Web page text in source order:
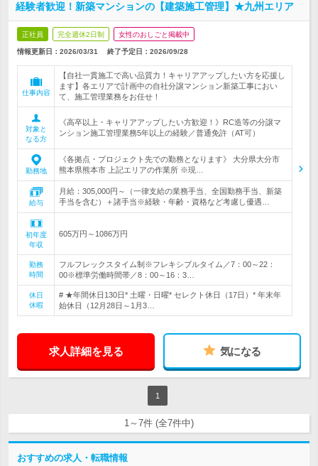
経験者歓迎！新築マンションの【建築施工管理】★九州エリア
正社員 完全週休2日制 女性のおしごと掲載中
情報更新日：2026/03/31 終了予定日： 2026/09/28
仕事内容
【自社一貫施工で高い品質力！キャリアアップしたい方を応援し
ます】各エリアで計画中の自社分譲マンション新築工事におい
て、施工管理業務をお任せ！
対象と
なる方
《高卒以上・キャリアアップしたい方歓迎！》RC造等の分譲マ
ンション施工管理業務5年以上の経験／普通免許（AT可）
勤務地
《各拠点・プロジェクト先での勤務となります》 大分県大分市
熊本県熊本市 上記エリアの作業所 ※現…
給与
月給：305,000円～（一律支給の業務手当、全国勤務手当、新築
手当を含む）＋諸手当※経験・年齢・資格など考慮し優遇…
初年度
年収
605万円～1086万円
勤務
時間
フルフレックスタイム制※フレキシブルタイム／7：00～22：
00※標準労働時間帯／8：00～16：3…
休日
休暇
# ★年間休日130日* 土曜・日曜* セレクト休日（17日）* 年末年
始休日（12月28日～1月3…
求人詳細を見る 気になる
1
1～7件 (全7件中)
おすすめの求人・転職情報